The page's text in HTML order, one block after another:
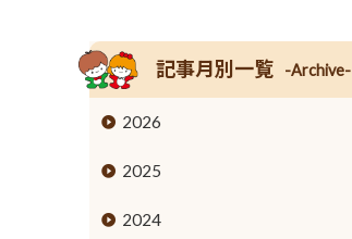
グリーンアスパラガス
記事月別一覧 -Archive-
2026
2025
2024